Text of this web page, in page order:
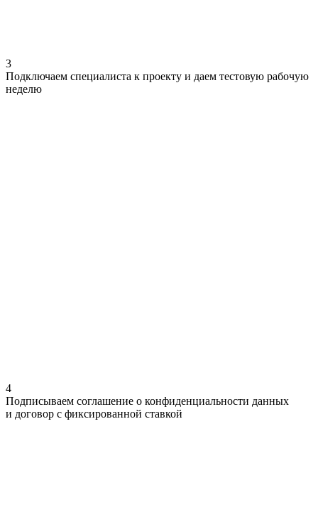
3
Подключаем специалиста к проекту и даем тестовую рабочую
неделю
4
Подписываем соглашение о конфиденциальности данных
и договор с фиксированной ставкой